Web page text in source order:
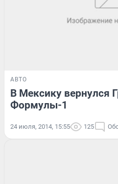
АВТО
В Мексику вернулся
Формулы-1
24 июля, 2014, 15:55 125